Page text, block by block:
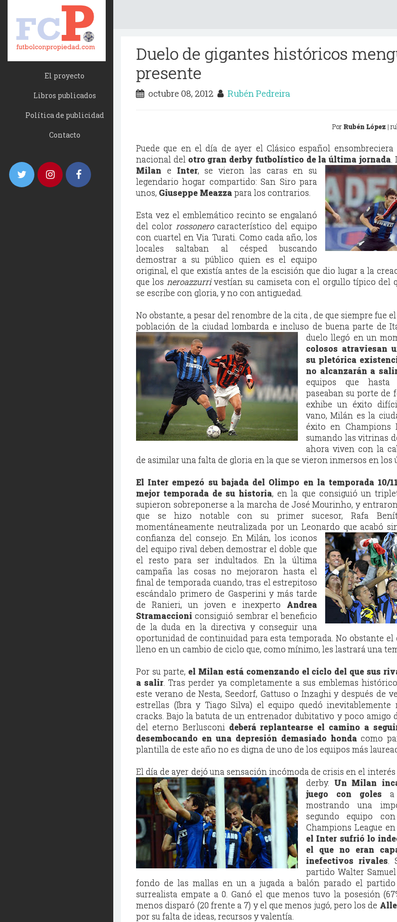
El proyecto
Libros publicados
Política de publicidad
Contacto
Duelo de gigantes históricos
presente
octubre 08, 2012 Rubén Pedreira
PorRubén López |
Puede que en el día de ayer el Clásico español
nacional del otro gran derby futbolístico de la última jornada.
Milan e Inter, se vieron las caras en su
legendario hogar compartido: San Siro para
unos, Giuseppe Meazzapara los contrarios.
Esta vez el emblemático recinto se engalanó
del color rossonerocaracterístico del equipo
con cuartel en Via Turati. Como cada año, los
locales saltaban al césped buscando
demostrar a su público quien es el equipo
original, el que existía antes de la escisión que dio lugar a la
que los neroazzurrivestían su camiseta con el orgullo típico del
se escribe con gloria, y no con antiguedad.
No obstante, a pesar del renombre de la cita , de que siempre fue
población de la ciudad lombarda e incluso de buena parte de
duelo llegó en un
colosos atraviesan
su pletórica
no alcanzarán a
equipos que hasta
paseaban su porte de
exhibe un éxito
vano, Milán es la
éxito en Champions
sumando las vitrinas
ahora viven con la
de asimilar una falta de gloria en la que se vieron inmersos en los
El Inter empezó su bajada del Olimpo en la temporada 10/
mejor temporada de su historia, en la que consiguió un
supieron sobreponerse a la marcha de José Mourinho, y
que se hizo notable con su primer sucesor, Rafa
momentáneamente neutralizada por un Leonardo que acabó
confianza del consejo. En Milán, los iconos
del equipo rival deben demostrar el doble que
el resto para ser indultados. En la última
campaña las cosas no mejoraron hasta el
final de temporada cuando, tras el estrepitoso
escándalo primero de Gasperini y más tarde
de Ranieri, un joven e inexperto Andrea
Stramaccioni consiguió sembrar el beneficio
de la duda en la directiva y conseguir una
oportunidad de continuidad para esta temporada. No obstante el
lleno en un cambio de ciclo que, como mínimo, les lastrará una
Por su parte, el Milan está comenzando el ciclo del que sus
a salir . Tras perder ya completamente a sus emblemas
este verano de Nesta, Seedorf, Gattuso o Inzaghi y después de
estrellas (Ibra y Tiago Silva) el equipo quedó
cracks. Bajo la batuta de un entrenador dubitativo y poco amigo
del eterno Berlusconi deberá replantearse el camino a
desembocando en una depresión demasiado honda como
plantilla de este año no es digna de uno de los equipos más
El día de ayer dejó una sensación incómoda de crisis en el
derby. Un Milan
juego con goles a
mostrando una
segundo equipo
Champions League
el Inter sufrió lo
el que no eran
inefectivos rivales
partido Walter
fondo de las mallas en un a jugada a balón parado el
surrealista empate a 0. Ganó el que menos tuvo la posesión
menos disparó (20 frente a 7) y el que menos jugó, pero los de
por su falta de ideas, recursos y valentía.